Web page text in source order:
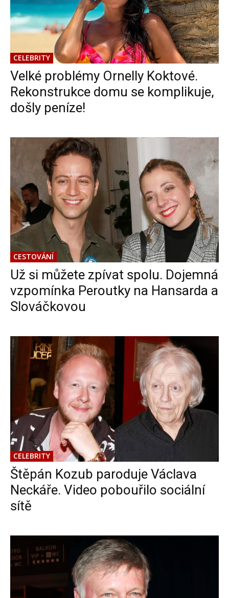
CELEBRITY
Velké problémy Ornelly Koktové.
Rekonstrukce domu se komplikuje,
došly peníze!
CESTOVÁNÍ
Už si můžete zpívat spolu. Dojemná
vzpomínka Peroutky na Hansarda a
Slováčkovou
CELEBRITY
Štěpán Kozub paroduje Václava
Neckáře. Video pobouřilo sociální
sítě